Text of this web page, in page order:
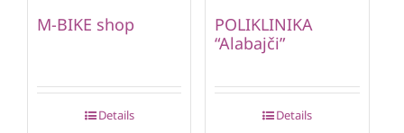
M-BIKE shop
Details
POLIKLINIKA
“Alabajči”
Details